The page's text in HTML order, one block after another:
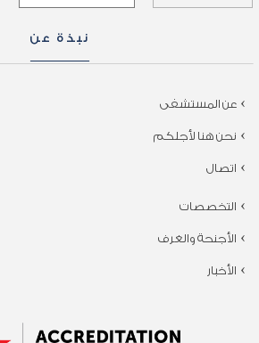
نبذة عن
عن المستشفى
نحن هنا لأجلكم
اتصال
التخصصات
الأجنحة والغرف
الأخبار